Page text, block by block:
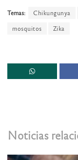
Temas: Chikungunya
mosquitos
Zika
Noticias